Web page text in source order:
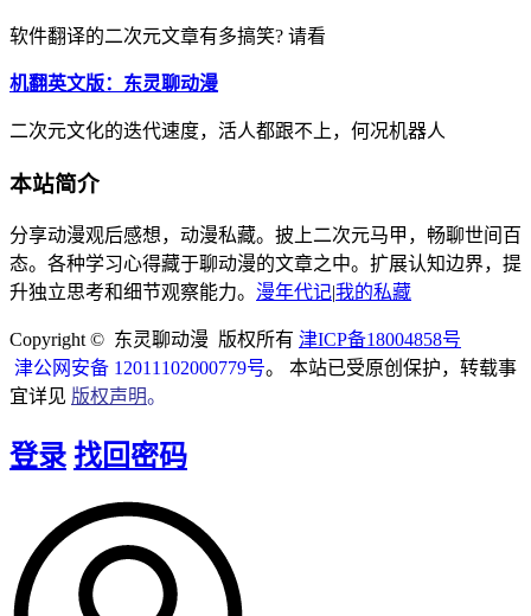
软件翻译的二次元文章有多搞笑? 请看
机翻英文版：东灵聊动漫
二次元文化的迭代速度，活人都跟不上，何况机器人
本站简介
分享动漫观后感想，动漫私藏。披上二次元马甲，畅聊世间百
态。各种学习心得藏于聊动漫的文章之中。扩展认知边界，提
升独立思考和细节观察能力。 漫年代记|我的私藏
Copyright © 东灵聊动漫 版权所有 津ICP备18004858号
津公网安备 12011102000779号。 本站已受原创保护，转载事
宜详见 版权声明。
登录 找回密码